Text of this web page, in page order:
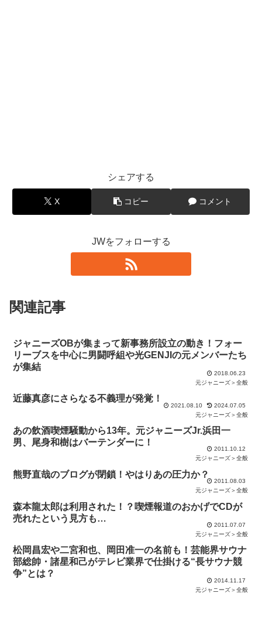
シェアする
X コピー コメント
JWをフォローする
関連記事
ジャニーズOBが集まって新事務所設立の動き！フォー
リーブスを中心に男闘呼組や光GENJIの元メンバーたち
が集結
2018.06.23
元ジャニーズ＞全般
近藤真彦にさらなる不義理が発覚！
2021.08.10
2024.07.05
元ジャニーズ＞全般
あの飲酒喫煙騒動から13年。元ジャニーズJr.浜田一
男、尾身和樹はバーテンダーに！
2011.10.12
元ジャニーズ＞全般
熊野直哉のブログが閉鎖！やはりあの圧力か？
2011.08.03
元ジャニーズ＞全般
森本龍太郎は利用された！？喫煙報道のおかげでCDが
売れたという見方も…
2011.07.07
元ジャニーズ＞全般
松岡昌宏や二宮和也、岡田准一の名前も！芸能界サウナ
部総帥・諸星和己がテレビ業界で仕掛ける“長サウナ競
争”とは？
2014.11.17
元ジャニーズ＞全般